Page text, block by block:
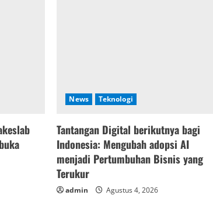
News Teknologi
Tantangan Digital berikutnya bagi
Indonesia: Mengubah adopsi AI
menjadi Pertumbuhan Bisnis yang
Terukur
admin Agustus 4, 2026